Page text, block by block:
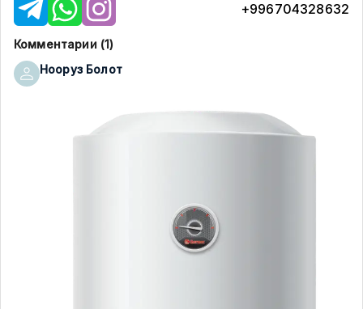
+996704328632
Комментарии (1)
Нооруз Болот